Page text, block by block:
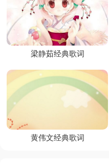
梁静茹经典歌词
黄伟文经典歌词